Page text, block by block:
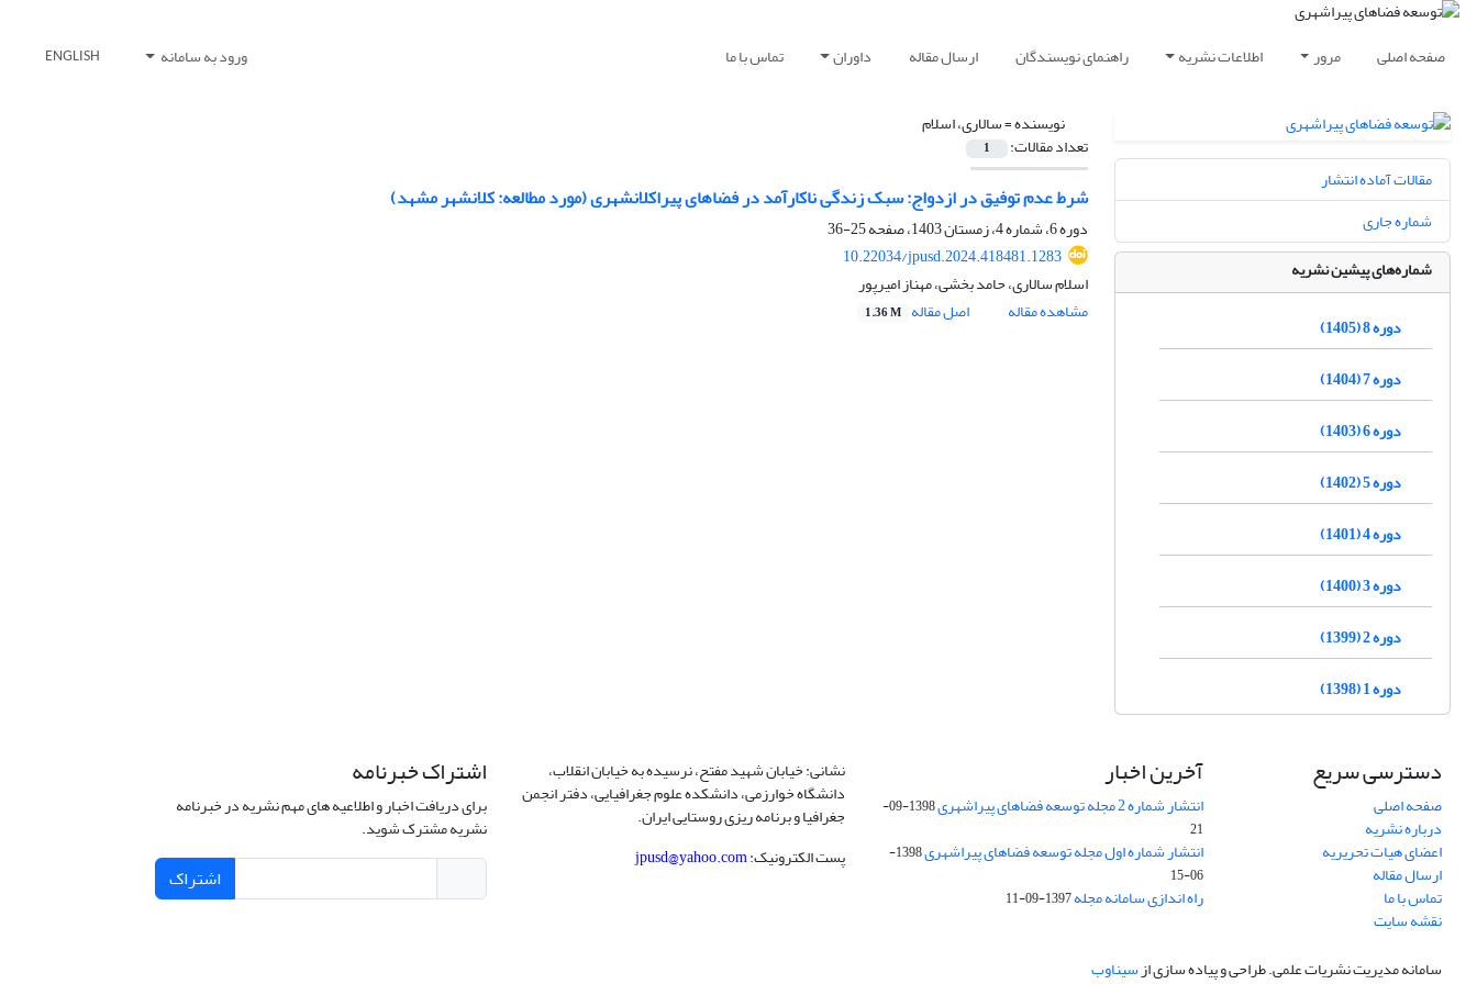
صفحه اصلی مرور اطلاعات نشریه راهنمای نویسندگان ارسال مقاله داوران تماس با ما ورود به سامانه ENGLISH
نویسنده =سالاری، اسلام
تعداد مقالات: 1
شرط عدم توفیق در ازدواج: سبک زندگی ناکارآمد در فضاهای پیراکلانشهری (مورد مطالعه: کلانشهر مشهد)
دوره 6، شماره 4، زمستان 1403، صفحه
25-36
10.22034/jpusd.2024.418481.1283
اسلام سالاری، حامد بخشی، مهناز امیرپور
مشاهده مقاله
اصل مقاله 1.36 M
مقالات آماده انتشار
شماره جاری
شماره‌های پیشین نشریه
دوره 8 (1405)
دوره 7 (1404)
دوره 6 (1403)
دوره 5 (1402)
دوره 4 (1401)
دوره 3 (1400)
دوره 2 (1399)
دوره 1 (1398)
دسترسی سریع
صفحه اصلی
درباره نشریه
اعضای هیات تحریریه
ارسال مقاله
تماس با ما
نقشه سایت
آخرین اخبار
انتشار شماره 2 مجله توسعه فضاهای پیراشهری
1398-09-
21
انتشار شماره اول مجله توسعه فضاهای پیراشهری
1398-
06-15
راه اندازی سامانه مجله1397-09-11
نشانی: خیابان شهید مفتح، نرسیده به خیابان انقلاب،
دانشگاه خوارزمی، دانشکده علوم جغرافیایی، دفتر انجمن
جغرافیا و برنامه ریزی روستایی ایران.
پست الکترونیک:jpusd@yahoo.com
اشتراک خبرنامه
برای دریافت اخبار و اطلاعیه های مهم نشریه در خبرنامه
نشریه مشترک شوید.
اشتراک
سامانه مدیریت نشریات علمی.طراحی و پیاده سازی ازسیناوب